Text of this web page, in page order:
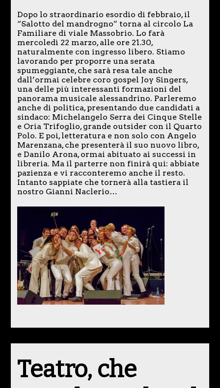
Dopo lo straordinario esordio di febbraio, il
“Salotto del mandrogno” torna al circolo La
Familiare di viale Massobrio. Lo farà
mercoledì 22 marzo, alle ore 21.30,
naturalmente con ingresso libero. Stiamo
lavorando per proporre una serata
spumeggiante, che sarà resa tale anche
dall’ormai celebre coro gospel Joy Singers,
una delle più interessanti formazioni del
panorama musicale alessandrino. Parleremo
anche di politica, presentando due candidati a
sindaco: Michelangelo Serra dei Cinque Stelle
e Oria Trifoglio, grande outsider con il Quarto
Polo. E poi, letteratura e non solo con Angelo
Marenzana, che presenterà il suo nuovo libro,
e Danilo Arona, ormai abituato ai successi in
libreria. Ma il parterre non finirà qui: abbiate
pazienza e vi racconteremo anche il resto.
Intanto sappiate che tornerà alla tastiera il
nostro Gianni Naclerio…
Teatro, che